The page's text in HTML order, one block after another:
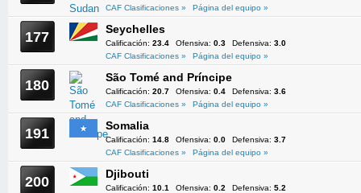
CAF Clasificaciones »
Página del equipo »
177 Seychelles
Calificación: 23.4 Ofensiva: 0.3 Defensiva: 3.0
CAF Clasificaciones »
Página del equipo »
180 São Tomé and Príncipe
Calificación: 20.7 Ofensiva: 0.4 Defensiva: 3.6
CAF Clasificaciones »
Página del equipo »
191 Somalia
Calificación: 14.8 Ofensiva: 0.0 Defensiva: 3.7
CAF Clasificaciones »
Página del equipo »
200 Djibouti
Calificación: 10.1 Ofensiva: 0.2 Defensiva: 5.2